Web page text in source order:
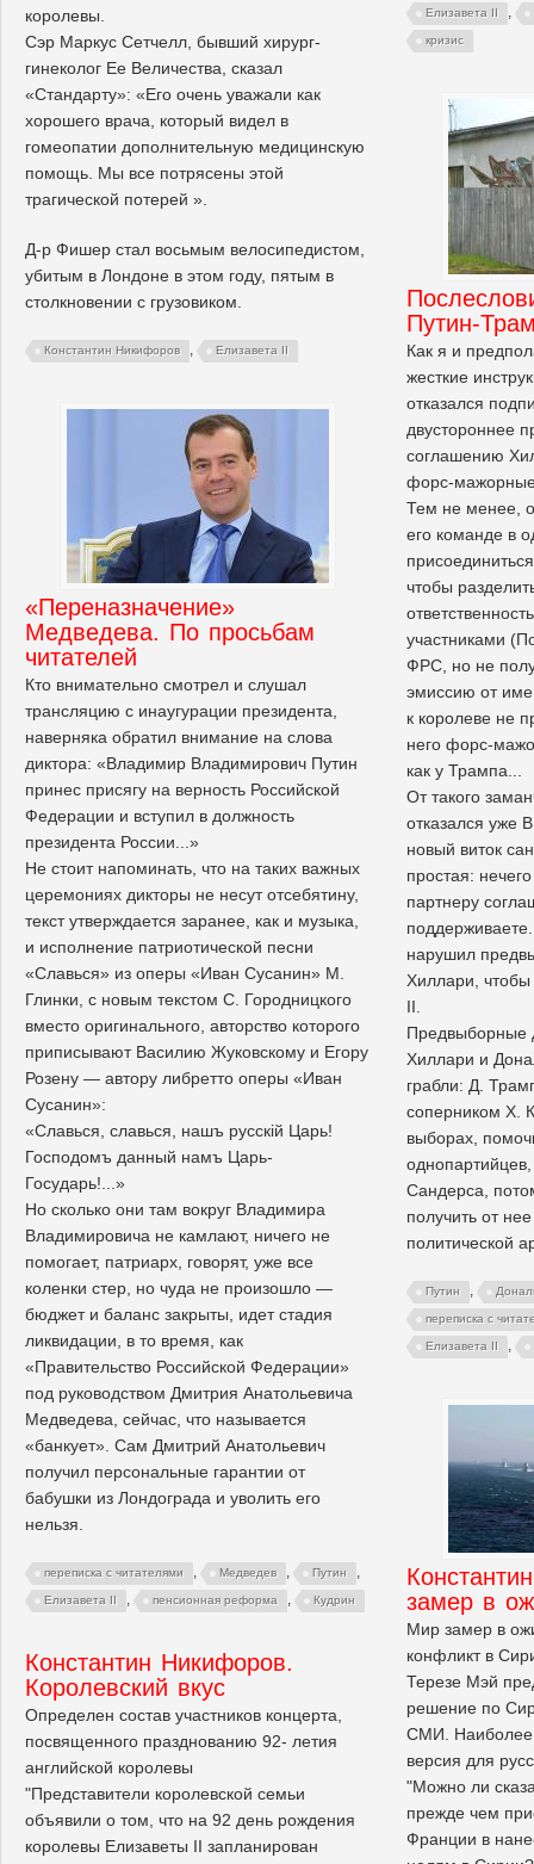
королевы.
Сэр Маркус Сетчелл, бывший хирург-
гинеколог Ее Величества, сказал
«Стандарту»: «Его очень уважали как
хорошего врача, который видел в
гомеопатии дополнительную медицинскую
помощь. Мы все потрясены этой
трагической потерей ».
Д-р Фишер стал восьмым велосипедистом,
убитым в Лондоне в этом году, пятым в
столкновении с грузовиком.
Константин Никифоров , Елизавета II
Елизавета II ,
кризис
Путин-
Как я и
жесткие
отказался
двустороннее
соглашению
форс-мажорные
Тем не менее,
его команде в
чтобы
участниками
ФРС, но не
эмиссию от
к королеве не
него форс-
как у Трампа...
От такого
отказался уже
новый виток
простая:
партнеру
нарушил
Хиллари, чтобы
II.
Предвыборные
Хиллари и
грабли: Д.
соперником Х.
выборах,
Сандерса,
получить от
политической
Путин ,
переписка с
Елизавета II ,
«Переназначение»
Медведева. По просьбам
читателей
Кто внимательно смотрел и слушал
трансляцию с инаугурации президента,
наверняка обратил внимание на слова
диктора: «Владимир Владимирович Путин
принес присягу на верность Российской
Федерации и вступил в должность
президента России...»
Не стоит напоминать, что на таких важных
церемониях дикторы не несут отсебятину,
текст утверждается заранее, как и музыка,
и исполнение патриотической песни
«Славься» из оперы «Иван Сусанин» М.
Глинки, с новым текстом С. Городницкого
вместо оригинального, авторство которого
приписывают Василию Жуковскому и Егору
Розену — автору либретто оперы «Иван
Сусанин»:
«Славься, славься, нашъ русскiй Царь!
Господомъ данный намъ Царь-
Государь!...»
Но сколько они там вокруг Владимира
Владимировича не камлают, ничего не
помогает, патриарх, говорят, уже все
коленки стер, но чуда не произошло —
бюджет и баланс закрыты, идет стадия
ликвидации, в то время, как
«Правительство Российской Федерации»
под руководством Дмитрия Анатольевича
Медведева, сейчас, что называется
«банкует». Сам Дмитрий Анатольевич
получил персональные гарантии от
бабушки из Лондограда и уволить его
нельзя.
переписка с читателями , Медведев , Путин ,
Елизавета II , пенсионная реформа , Кудрин
замер в
Мир замер в
конфликт в
Терезе Мэй
решение по
СМИ. Наиболее
версия для
"Можно ли
прежде чем
Франции в
Константин Никифоров.
Королевский вкус
Определен состав участников концерта,
посвященного празднованию 92- летия
английской королевы
"Представители королевской семьи
объявили о том, что на 92 день рождения
королевы Елизаветы II запланирован